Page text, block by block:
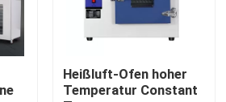
Heißluft-Ofen hoher
Temperatur Constant